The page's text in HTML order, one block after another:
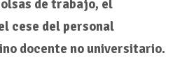
de trabajo, el
cese del personal
docente no universitario.